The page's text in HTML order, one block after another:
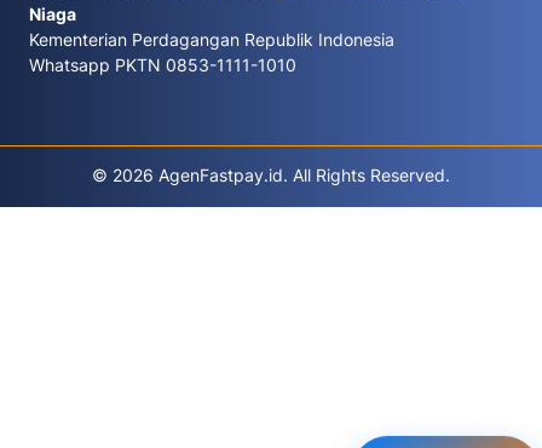
Niaga
Kementerian Perdagangan Republik Indonesia
Whatsapp PKTN 0853-1111-1010
© 2026 AgenFastpay.id. All Rights Reserved.